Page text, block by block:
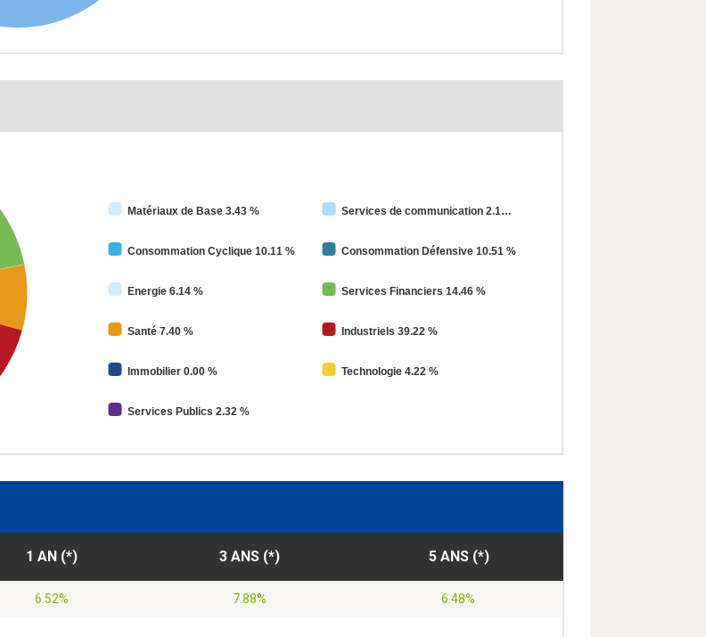
Matériaux de Base 3.43 % Services de communication 2.1
Consommation Cyclique 10.11 % Consommation Défensive 10.51 %
Energie 6.14 % Services Financiers 14.46 %
Santé 7.40 % Industriels 39.22 %
Immobilier 0.00 % Technologie 4.22 %
Services Publics 2.32 %
1 AN (*) 3 ANS (*) 5 ANS (*)
6.52% 7.88% 6.48%